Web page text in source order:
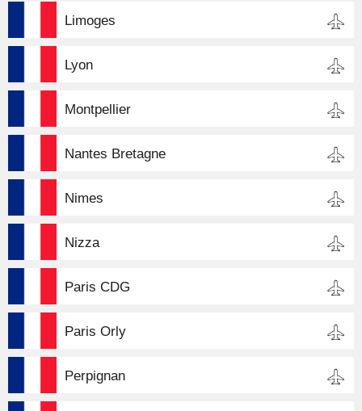
Limoges
Lyon
Montpellier
Nantes Bretagne
Nimes
Nizza
Paris CDG
Paris Orly
Perpignan